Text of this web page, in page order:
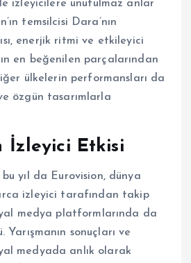
izleyicilere unutulmaz anlar
temsilcisi Dara’nın
enerjik ritmi ve etkileyici
en beğenilen parçalarından
ülkelerin performansları da
özgün tasarımlarla
İzleyici Etkisi
yıl da Eurovision, dünya
izleyici tarafından takip
medya platformlarında da
sonuçları ve
medyada anlık olarak